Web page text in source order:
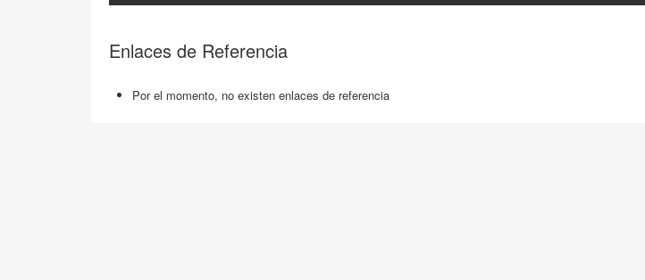
Enlaces de Referencia
Por el momento, no existen enlaces de referencia